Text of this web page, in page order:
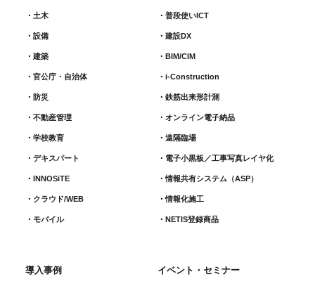
土木
設備
建築
官公庁・自治体
防災
不動産管理
学校教育
デキスパート
INNOSiTE
クラウド/WEB
モバイル
普段使いICT
建設DX
BIM/CIM
i-Construction
鉄筋出来形計測​
オンライン電子納品
遠隔臨場
電子小黒板／工事写真レイヤ化
情報共有システム（ASP）
情報化施工
NETIS登録商品
導入事例 イベント・セミナー